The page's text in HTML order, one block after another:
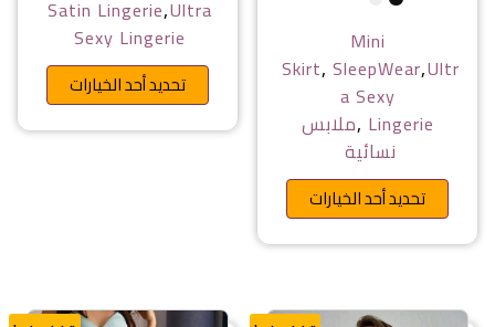
Mini
Skirt, SleepWear,Ultr
a Sexy
Lingerie
,ملابس
نسائية
تحديد أحد الخيارات هناك العديد من الأشكال
Satin Lingerie,Ultra
Sexy Lingerie
تحديد أحد الخيارات